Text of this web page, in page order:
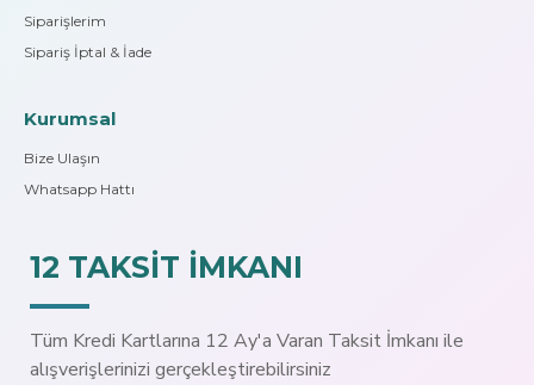
Siparişlerim
Sipariş İptal & İade
Kurumsal
Bize Ulaşın
Whatsapp Hattı
12 TAKSİT İMKANI
Tüm Kredi Kartlarına 12 Ay'a Varan Taksit İmkanı ile
alışverişlerinizi gerçekleştirebilirsiniz